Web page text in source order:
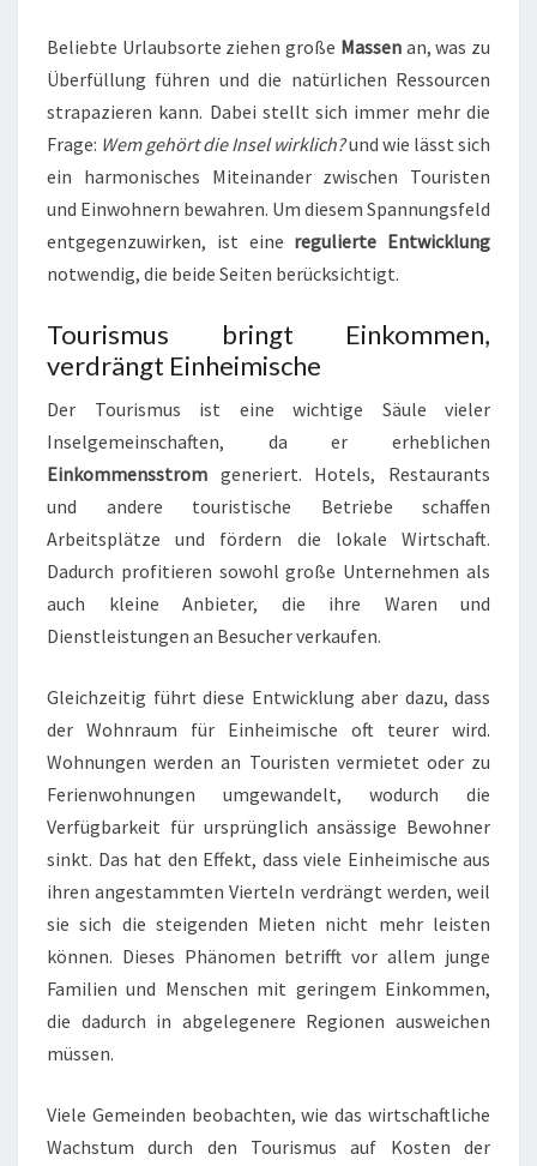
Beliebte Urlaubsorte ziehen große Massenan, was zu
Überfüllung führen und die natürlichen Ressourcen
strapazieren kann. Dabei stellt sich immer mehr die
Frage: Wem gehört die Insel wirklich?und wie lässt sich
ein harmonisches Miteinander zwischen Touristen
und Einwohnern bewahren. Um diesem Spannungsfeld
entgegenzuwirken, ist eine regulierte Entwicklung
notwendig, die beide Seiten berücksichtigt.
Tourismus bringt Einkommen,
verdrängt Einheimische
Der Tourismus ist eine wichtige Säule vieler
Inselgemeinschaften, da er erheblichen
Einkommensstrom generiert. Hotels, Restaurants
und andere touristische Betriebe schaffen
Arbeitsplätze und fördern die lokale Wirtschaft.
Dadurch profitieren sowohl große Unternehmen als
auch kleine Anbieter, die ihre Waren und
Dienstleistungen an Besucher verkaufen.
Gleichzeitig führt diese Entwicklung aber dazu, dass
der Wohnraum für Einheimische oft teurer wird.
Wohnungen werden an Touristen vermietet oder zu
Ferienwohnungen umgewandelt, wodurch die
Verfügbarkeit für ursprünglich ansässige Bewohner
sinkt. Das hat den Effekt, dass viele Einheimische aus
ihren angestammten Vierteln verdrängt werden, weil
sie sich die steigenden Mieten nicht mehr leisten
können. Dieses Phänomen betrifft vor allem junge
Familien und Menschen mit geringem Einkommen,
die dadurch in abgelegenere Regionen ausweichen
müssen.
Viele Gemeinden beobachten, wie das wirtschaftliche
Wachstum durch den Tourismus auf Kosten der